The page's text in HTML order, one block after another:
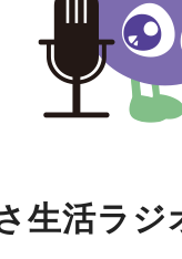
生活ラジ